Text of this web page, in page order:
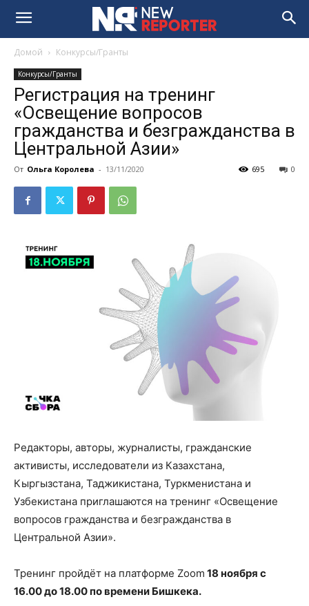
Домой Конкурсы/Гранты
Конкурсы/Гранты
Регистрация на тренинг
«Освещение вопросов
гражданства и безгражданства в
Центральной Азии»
От Ольга Королева - 13/11/2020 0
695
Редакторы, авторы, журналисты, гражданские
активисты, исследователи из Казахстана,
Кыргызстана, Таджикистана, Туркменистана и
Узбекистана приглашаются на тренинг «Освещение
вопросов гражданства и безгражданства в
Центральной Азии».
Тренинг пройдёт на платформе Zoom 18 ноября с
16.00 до 18.00 по времени Бишкека.